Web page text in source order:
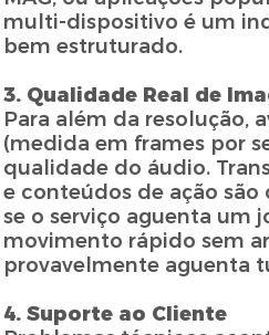
multi-dispositivo é um
bem estruturado.
3. Qualidade Real de
Para além da resolução,
(medida em frames por
qualidade do áudio.
e conteúdos de ação são
se o serviço aguenta um
movimento rápido sem
provavelmente aguenta
4. Suporte ao Cliente